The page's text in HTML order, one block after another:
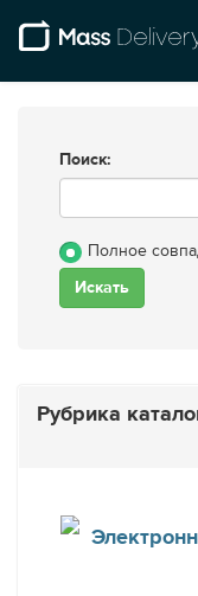
Поиск:
Полное
Рубрика